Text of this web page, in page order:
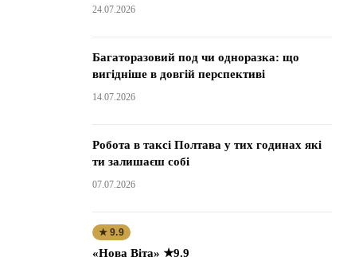
24.07.2026
Багаторазовий под чи одноразка: що
вигідніше в довгій перспективі
14.07.2026
Робота в таксі Полтава у тих годинах які
ти залишаєш собі
07.07.2026
★ 9.9
«Нова Віта» ★9.9